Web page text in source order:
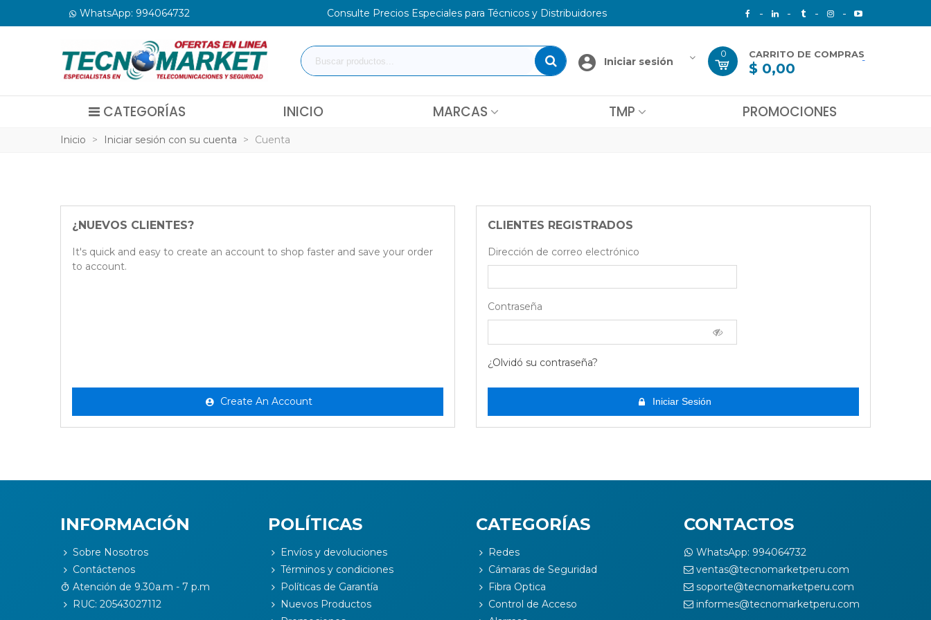
WhatsApp: 994064732 Consulte Precios Especiales para Técnicos y Distribuidores
Iniciar sesión
0 CARRITO DE COMPRAS-
$ 0,00
CATEGORÍAS INICIO MARCAS TMP PROMOCIONES
Inicio > Iniciar sesión con su cuenta > Cuenta
¿NUEVOS CLIENTES?
It's quick and easy to create an account to shop faster and save your order
to account.
Create An Account
CLIENTES REGISTRADOS
Dirección de correo electrónico
Contraseña
¿Olvidó su contraseña?
Iniciar Sesión
INFORMACIÓN
Sobre Nosotros
Contáctenos
Atención de 9.30a.m - 7 p.m
RUC: 20543027112
POLÍTICAS
Envíos y devoluciones
Términos y condiciones
Políticas de Garantía
Nuevos Productos
CATEGORÍAS
Redes
Cámaras de Seguridad
Fibra Optica
Control de Acceso
CONTACTOS
WhatsApp: 994064732
ventas@tecnomarketperu.com
soporte@tecnomarketperu.com
informes@tecnomarketperu.com